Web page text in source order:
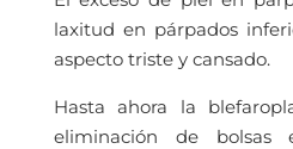
laxitud en párpados
aspecto triste y cansado.
Hasta ahora la
eliminación de bolsas